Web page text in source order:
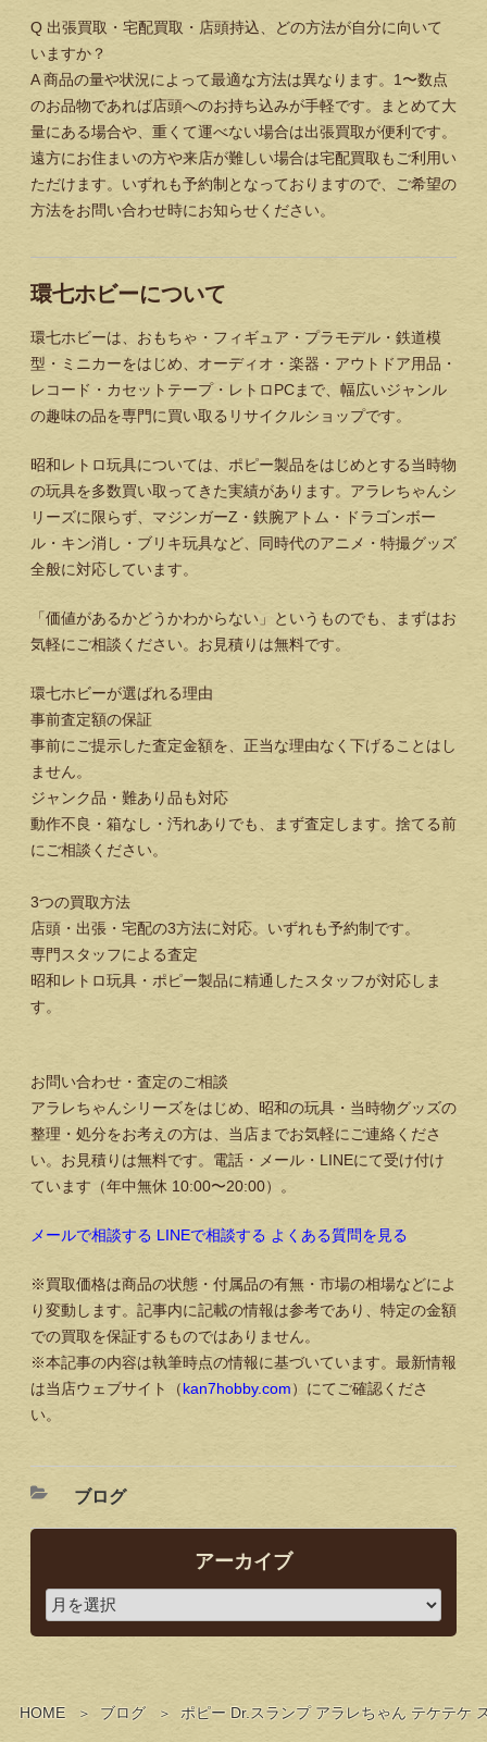
HOME ブログ ポピー Dr.スランプ アラレちゃん テケテケ
Q 出張買取・宅配買取・店頭持込、どの方法が自分に向いて
いますか？
A商品の量や状況によって最適な方法は異なります。1〜数点
のお品物であれば店頭へのお持ち込みが手軽です。まとめて大
量にある場合や、重くて運べない場合は出張買取が便利です。
遠方にお住まいの方や来店が難しい場合は宅配買取もご利用い
ただけます。いずれも予約制となっておりますので、ご希望の
方法をお問い合わせ時にお知らせください。
環七ホビーについて
環七ホビーは、おもちゃ・フィギュア・プラモデル・鉄道模
型・ミニカーをはじめ、オーディオ・楽器・アウトドア用品・
レコード・カセットテープ・レトロPCまで、幅広いジャンル
の趣味の品を専門に買い取るリサイクルショップです。
昭和レトロ玩具については、ポピー製品をはじめとする当時物
の玩具を多数買い取ってきた実績があります。アラレちゃんシ
リーズに限らず、マジンガーZ・鉄腕アトム・ドラゴンボー
ル・キン消し・ブリキ玩具など、同時代のアニメ・特撮グッズ
全般に対応しています。
「価値があるかどうかわからない」というものでも、まずはお
気軽にご相談ください。お見積りは無料です。
環七ホビーが選ばれる理由
事前査定額の保証
事前にご提示した査定金額を、正当な理由なく下げることはし
ません。
ジャンク品・難あり品も対応
動作不良・箱なし・汚れありでも、まず査定します。捨てる前
にご相談ください。
3つの買取方法
店頭・出張・宅配の3方法に対応。いずれも予約制です。
専門スタッフによる査定
昭和レトロ玩具・ポピー製品に精通したスタッフが対応しま
す。
お問い合わせ・査定のご相談
アラレちゃんシリーズをはじめ、昭和の玩具・当時物グッズの
整理・処分をお考えの方は、当店までお気軽にご連絡くださ
い。お見積りは無料です。電話・メール・LINEにて受け付け
ています（年中無休 10:00〜20:00）。
メールで相談する LINEで相談する よくある質問を見る
※買取価格は商品の状態・付属品の有無・市場の相場などによ
り変動します。記事内に記載の情報は参考であり、特定の金額
での買取を保証するものではありません。
※本記事の内容は執筆時点の情報に基づいています。最新情報
は当店ウェブサイト（kan7hobby.com）にてご確認くださ
い。
ブログ
アーカイブ